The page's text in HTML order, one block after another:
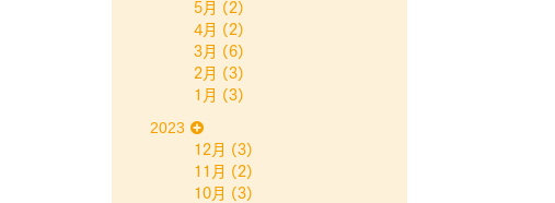
5月
(2)
4月
(2)
3月
(6)
2月
(3)
1月
(3)
2023
12月
(3)
11月
(2)
10月
(3)